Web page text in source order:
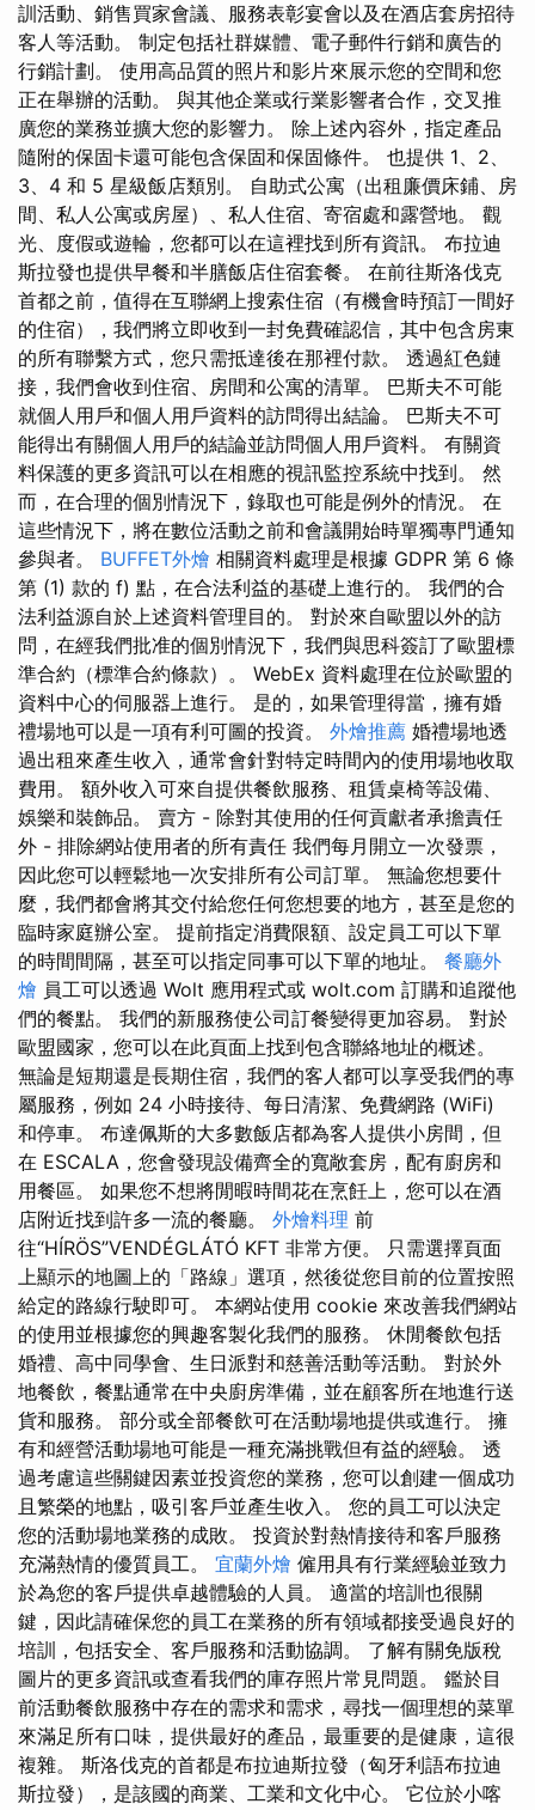
訓活動、銷售買家會議、服務表彰宴會以及在酒店套房招待
客人等活動。 制定包括社群媒體、電子郵件行銷和廣告的
行銷計劃。 使用高品質的照片和影片來展示您的空間和您
正在舉辦的活動。 與其他企業或行業影響者合作，交叉推
廣您的業務並擴大您的影響力。 除上述內容外，指定產品
隨附的保固卡還可能包含保固和保固條件。 也提供 1、2、
3、4 和 5 星級飯店類別。 自助式公寓（出租廉價床鋪、房
間、私人公寓或房屋）、私人住宿、寄宿處和露營地。 觀
光、度假或遊輪，您都可以在這裡找到所有資訊。 布拉迪
斯拉發也提供早餐和半膳飯店住宿套餐。 在前往斯洛伐克
首都之前，值得在互聯網上搜索住宿（有機會時預訂一間好
的住宿），我們將立即收到一封免費確認信，其中包含房東
的所有聯繫方式，您只需抵達後在那裡付款。 透過紅色鏈
接，我們會收到住宿、房間和公寓的清單。 巴斯夫不可能
就個人用戶和個人用戶資料的訪問​​得出結論。 巴斯夫不可
能得出有關個人用戶的結論並訪問個人用戶資料。 有關資
料保護的更多資訊可以在相應的視訊監控系統中找到。 然
而，在合理的個別情況下，錄取也可能是例外的情況。 在
這些情況下，將在數位活動之前和會議開始時單獨專門通知
參與者。 BUFFET外燴 相關資料處理是根據 GDPR 第 6 條
第 (1) 款的 f) 點，在合法利益的基礎上進行的。 我們的合
法利益源自於上述資料管理目的。 對於來自歐盟以外的訪
問，在經我們批准的個別情況下，我們與思科簽訂了歐盟標
準合約（標準合約條款）。 WebEx 資料處理在位於歐盟的
資料中心的伺服器上進行。 是的，如果管理得當，擁有婚
禮場地可以是一項有利可圖的投資。 外燴推薦 婚禮場地透
過出租來產生收入，通常會針對特定時間內的使用場地收取
費用。 額外收入可來自提供餐飲服務、租賃桌椅等設備、
娛樂和裝飾品。 賣方 - 除對其使用的任何貢獻者承擔責任
外 - 排除網站使用者的所有責任 我們每月開立一次發票，
因此您可以輕鬆地一次安排所有公司訂單。 無論您想要什
麼，我們都會將其交付給您任何您想要的地方，甚至是您的
臨時家庭辦公室。 提前指定消費限額、設定員工可以下單
的時間間隔，甚至可以指定同事可以下單的地址。 餐廳外
燴 員工可以透過 Wolt 應用程式或 wolt.com 訂購和追蹤他
們的餐點。 我們的新服務使公司訂餐變得更加容易。 對於
歐盟國家，您可以在此頁面上找到包含聯絡地址的概述。
無論是短期還是長期住宿，我們的客人都可以享受我們的專
屬服務，例如 24 小時接待、每日清潔、免費網路 (WiFi)
和停車。 布達佩斯的大多數飯店都為客人提供小房間，但
在 ESCALA，您會發現設備齊全的寬敞套房，配有廚房和
用餐區。 如果您不想將閒暇時間花在烹飪上，您可以在酒
店附近找到許多一流的餐廳。 外燴料理 前
往“HÍRÖS”VENDÉGLÁTÓ KFT 非常方便。 只需選擇頁面
上顯示的地圖上的「路線」選項，然後從您目前的位置按照
給定的路線行駛即可。 本網站使用 cookie 來改善我們網站
的使用並根據您的興趣客製化我們的服務。 休閒餐飲包括
婚禮、高中同學會、生日派對和慈善活動等活動。 對於外
地餐飲，餐點通常在中央廚房準備，並在顧客所在地進行送
貨和服務。 部分或全部餐飲可在活動場地提供或進行。 擁
有和經營活動場地可能是一種充滿挑戰但有益的經驗。 透
過考慮這些關鍵因素並投資您的業務，您可以創建一個成功
且繁榮的地點，吸引客戶並產生收入。 您的員工可以決定
您的活動場地業務的成敗。 投資於對熱情接待和客戶服務
充滿熱情的優質員工。 宜蘭外燴 僱用具有行業經驗並致力
於為您的客戶提供卓越體驗的人員。 適當的培訓也很關
鍵，因此請確保您的員工在業務的所有領域都接受過良好的
培訓，包括安全、客戶服務和活動協調。 了解有關免版稅
圖片的更多資訊或查看我們的庫存照片常見問題。 鑑於目
前活動餐飲服務中存在的需求和需求，尋找一個理想的菜單
來滿足所有口味，提供最好的產品，最重要的是健康，這很
複雜。 斯洛伐克的首都是布拉迪斯拉發（匈牙利語布拉迪
斯拉發），是該國的商業、工業和文化中心。 它位於小喀